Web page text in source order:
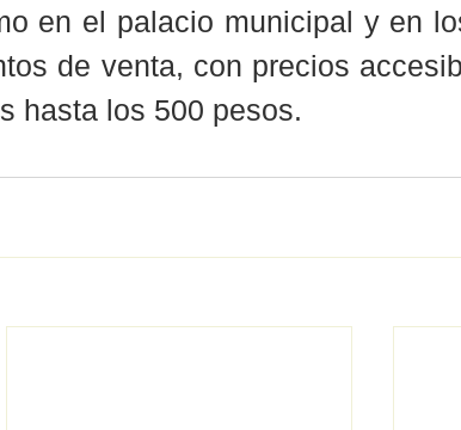
en el palacio municipal y en
de venta, con precios
hasta los 500 pesos.